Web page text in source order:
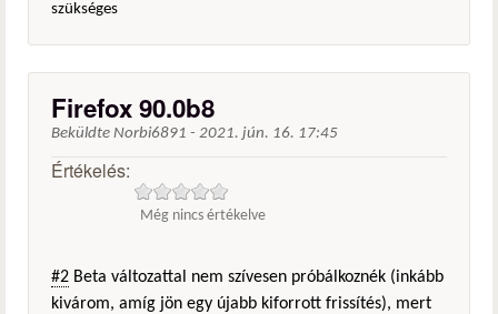
szükséges
Firefox 90.0b8
Beküldte Norbi6891 - 2021. jún. 16. 17:45
Értékelés:
Még nincs értékelve
#2 Beta változattal nem szívesen próbálkoznék (inkább
kivárom, amíg jön egy újabb kiforrott frissítés), mert